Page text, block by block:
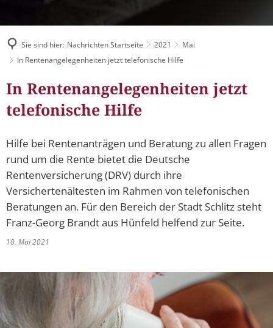
Konzertsaal LMAH
Schlitzer Geschichten
Sie sind hier: Nachrichten Startseite 2021
Mai
In Rentenangelegenheiten jetzt telefonische Hilfe
In Rentenangelegenheiten jetzt
telefonische Hilfe
Hilfe bei Rentenanträgen und Beratung zu allen Fragen
rund um die Rente bietet die Deutsche
Rentenversicherung (DRV) durch ihre
Versichertenältesten im Rahmen von telefonischen
Beratungen an. Für den Bereich der Stadt Schlitz steht
Franz-Georg Brandt aus Hünfeld helfend zur Seite.
10. Mai 2021